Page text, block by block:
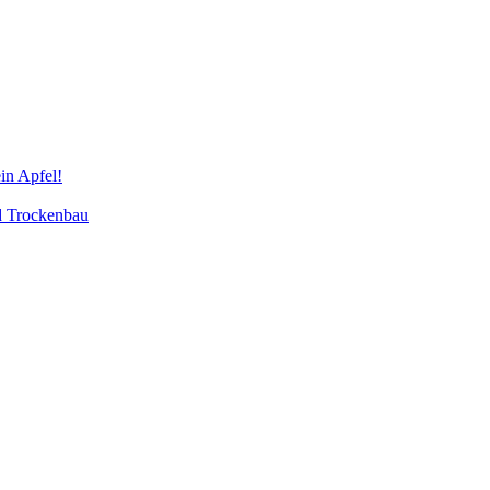
Apfel!
Trockenbau